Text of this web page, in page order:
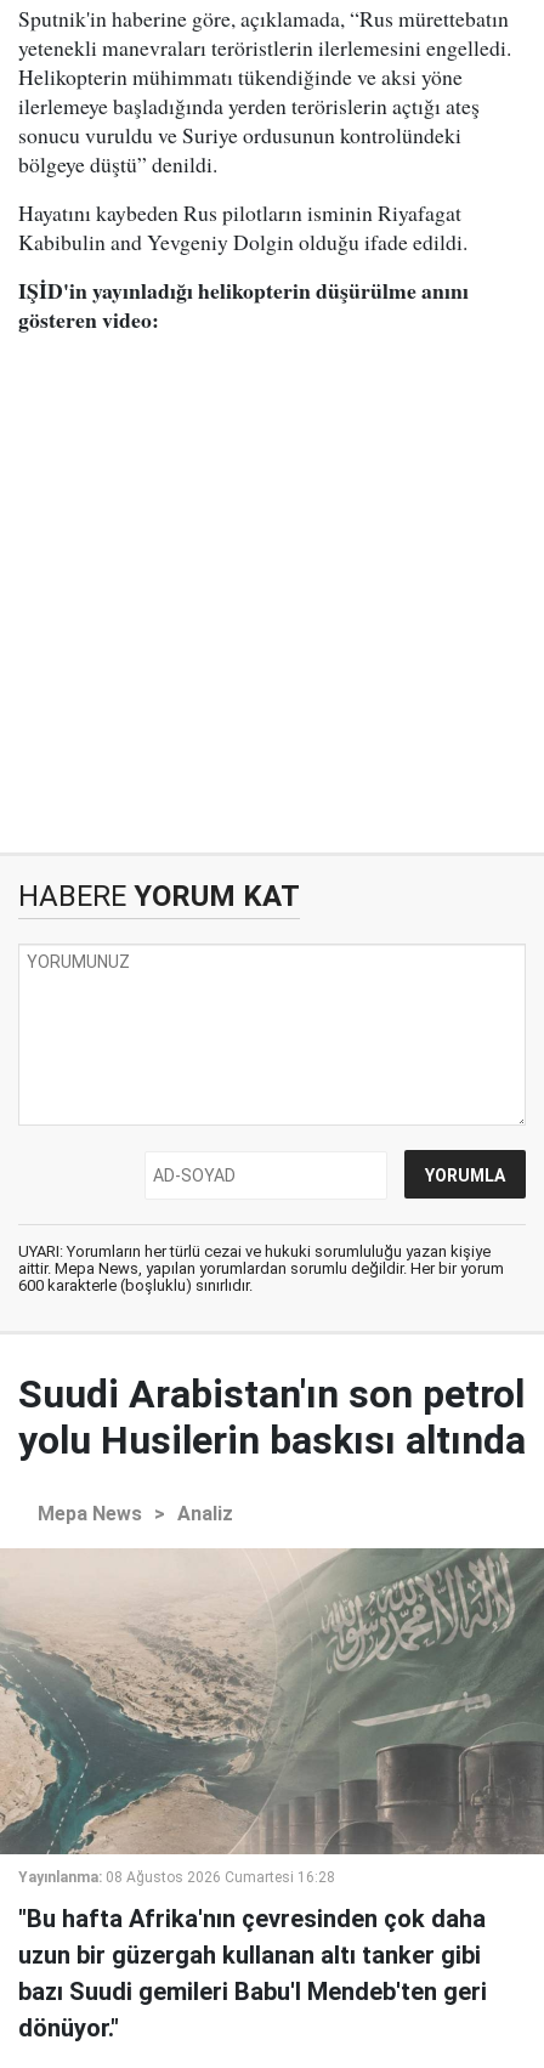
Sputnik'in haberine göre, açıklamada, “Rus mürettebatın
yetenekli manevraları teröristlerin ilerlemesini engelledi.
Helikopterin mühimmatı tükendiğinde ve aksi yöne
ilerlemeye başladığında yerden terörislerin açtığı ateş
sonucu vuruldu ve Suriye ordusunun kontrolündeki
bölgeye düştü” denildi.
Hayatını kaybeden Rus pilotların isminin Riyafagat
Kabibulin and Yevgeniy Dolgin olduğu ifade edildi.
IŞİD'in yayınladığı helikopterin düşürülme anını
gösteren video:
HABERE YORUM KAT
UYARI: Yorumların her türlü cezai ve hukuki sorumluluğu yazan kişiye
aittir. Mepa News, yapılan yorumlardan sorumlu değildir. Her bir yorum
600 karakterle (boşluklu) sınırlıdır.
Suudi Arabistan'ın son petrol
yolu Husilerin baskısı altında
Mepa News > Analiz
Yayınlanma: 08 Ağustos 2026 Cumartesi 16:28
"Bu hafta Afrika'nın çevresinden çok daha
uzun bir güzergah kullanan altı tanker gibi
bazı Suudi gemileri Babu'l Mendeb'ten geri
dönüyor."